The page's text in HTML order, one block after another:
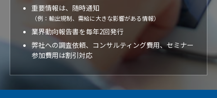
重要情報は、随時通知
（例：輸出規制、需給に大きな影響がある情報）
業界動向報告書を毎年2回発行
弊社への調査依頼、コンサルティング費用、セミナー
参加費用は割引対応